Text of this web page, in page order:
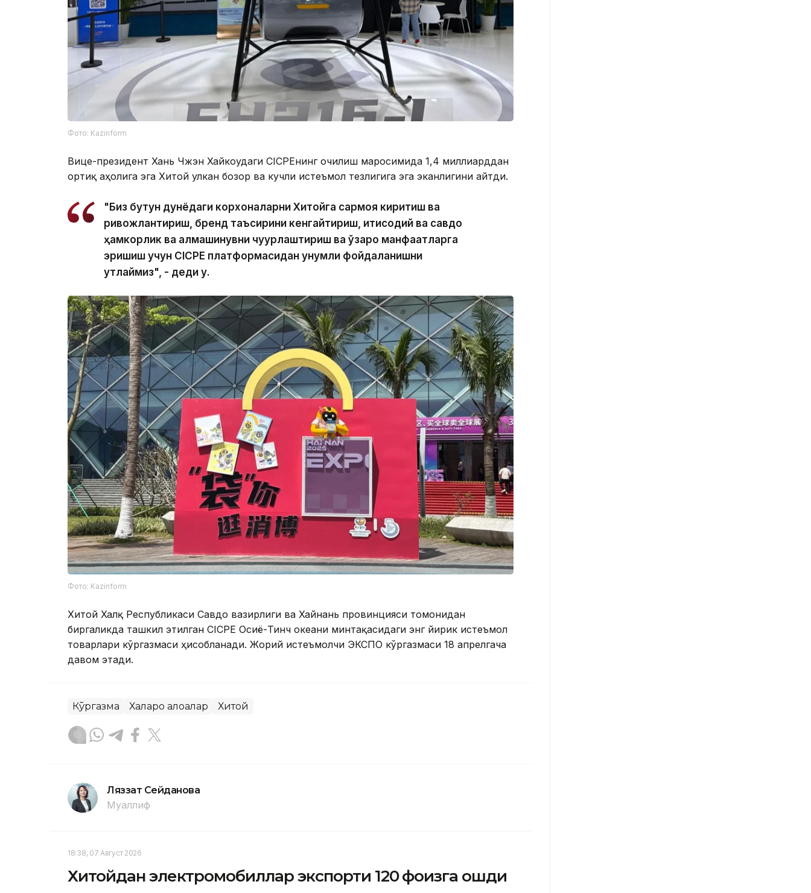
Фото: Kazinform
Вице-президент Хань Чжэн Хайкоудаги СICPEнинг очилиш маросимида 1,4 миллиарддан
ортиқ аҳолига эга Хитой улкан бозор ва кучли истеъмол тезлигига эга эканлигини айтди.
"Биз бутун дунёдаги корхоналарни Хитойга сармоя киритиш ва
ривожлантириш, бренд таъсирини кенгайтириш, иқтисодий ва савдо
ҳамкорлик ва алмашинувни чуқурлаштириш ва ўзаро манфаатларга
эришиш учун СICPE платформасидан унумли фойдаланишни
қутлаймиз", - деди у.
Фото: Kazinform
Хитой Халқ Республикаси Савдо вазирлиги ва Хайнань провинцияси томонидан
биргаликда ташкил этилган СICPE Осиё-Тинч океани минтақасидаги энг йирик истеъмол
товарлари кўргазмаси ҳисобланади. Жорий истеъмолчи ЭКСПО кўргазмаси 18 апрелгача
давом этади.
Кўргазма Халқаро алоқалар Хитой
Ляззат Сейданова
Муаллиф
18:38, 07 Август 2026
Хитойдан электромобиллар экспорти 120 фоизга ошди